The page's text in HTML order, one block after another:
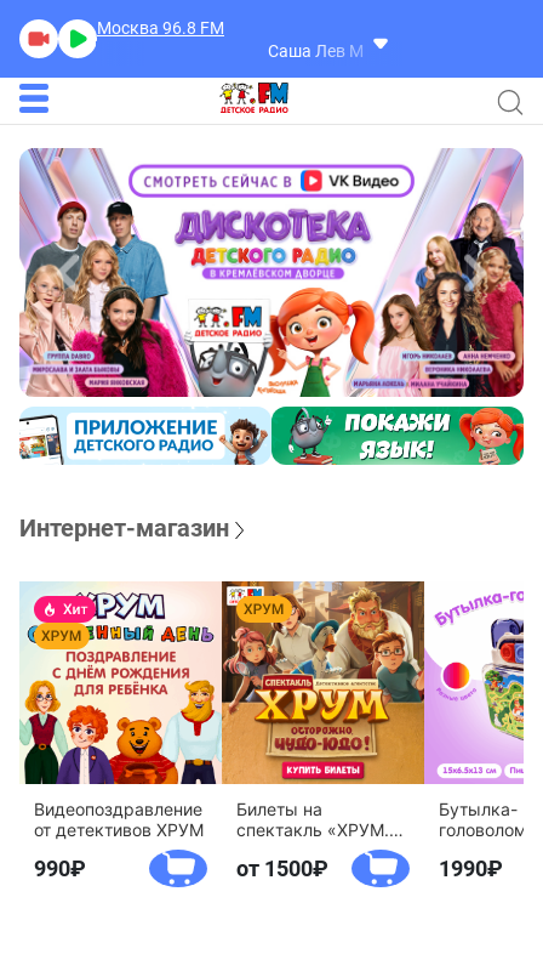
Москва 96.8 FM
Саша Лев Мл
Шмель
Интернет-магазин
Видеопоздравление
от детективов ХРУМ
990
Билеты на
спектакль «ХРУМ.
Осторожно, Чудо-
Юдо!»
от 1500
Бутылка-
агентство
1990